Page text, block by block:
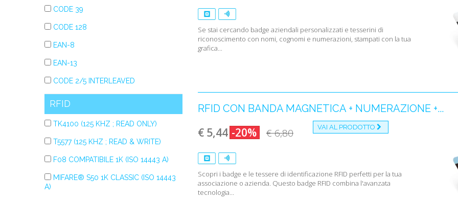
CODE 39
CODE 128
EAN-8
EAN-13
CODE 2/5 INTERLEAVED
RFID
TK4100 (125 KHZ ; READ ONLY)
T5577 (125 KHZ ; READ & WRITE)
F08 COMPATIBILE 1K (ISO 14443 A)
MIFARE® S50 1K CLASSIC (ISO 14443
A)
ti
I tempi
Per
Tutti
Esistono
Se stai cercando badge aziendali personalizzati e tesserini di
riconoscimento con nomi, cognomi e numerazioni, stampati con la tua
grafica...
RFID CON BANDA MAGNETICA + NUMERAZIONE +...
€ 5,44 -20% € 6,80 VAI AL PRODOTTO
Scopri i badge e le tessere di identificazione RFID perfetti per la tua
associazione o azienda. Questo badge RFID combina l'avanzata
tecnologia...